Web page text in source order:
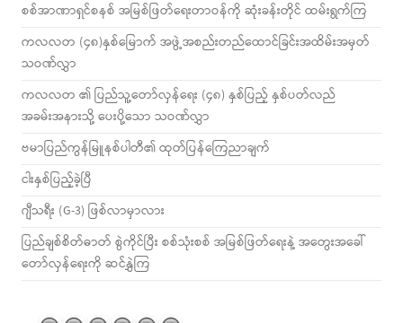
စစ်အာဏာရှင်စနစ် အမြစ်ဖြတ်ရေးတာဝန်ကို ဆုံးခန်းတိုင် ထမ်းရွက်ကြ
ကလလတ (၄၈)နှစ်မြောက် အဖွဲ့အစည်းတည်ထောင်ခြင်းအထိမ်းအမှတ်
သဝဏ်လွှာ
ကလလတ ၏ ပြည်သူ့တော်လှန်ရေး (၄၈) နှစ်ပြည့် နှစ်ပတ်လည်
အခမ်းအနားသို့ ပေးပို့သော သဝဏ်လွှာ
ဗမာပြည်ကွန်မြူနစ်ပါတီ၏ ထုတ်ပြန်ကြေညာချက်
ငါးနှစ်ပြည့်ခဲ့ပြီ
ဂျီသရီး (G-3) ဖြစ်လာမှာလား
ပြည်ချစ်စိတ်ဓာတ် စွဲကိုင်ပြီး စစ်သုံးစစ် အမြစ်ဖြတ်ရေးနဲ့ အတွေးအခေါ်
တော်လှန်ရေးကို ဆင်နွှဲကြ